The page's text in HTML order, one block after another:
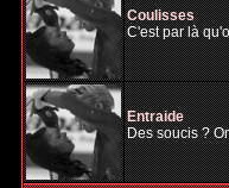
Coulisses
C'est par là
Entraide
Des soucis ?